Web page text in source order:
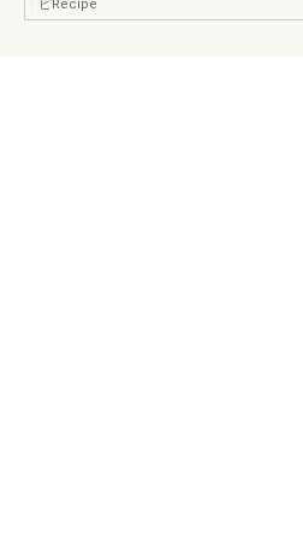
ピRecipe